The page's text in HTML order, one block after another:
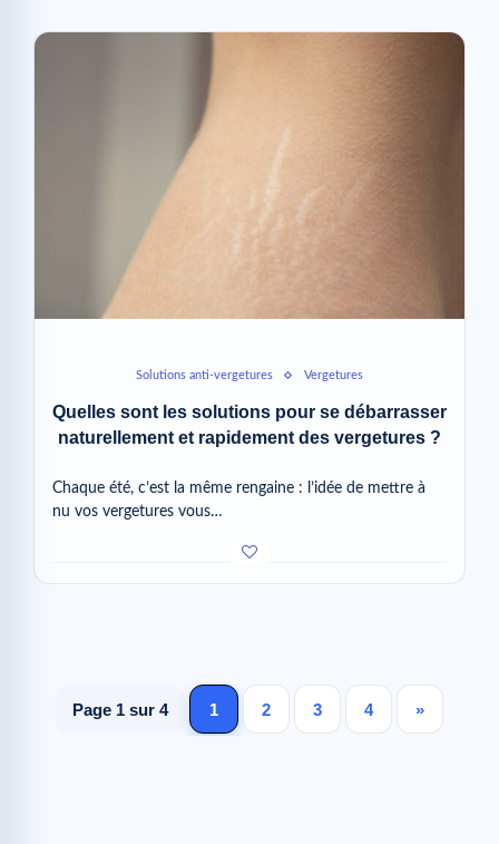
Solutions anti-vergetures Vergetures
Quelles sont les solutions pour se débarrasser
naturellement et rapidement des vergetures ?
Chaque été, c’est la même rengaine : l’idée de mettre à
nu vos vergetures vous…
Page 1 sur 4 1 2 3 4 »